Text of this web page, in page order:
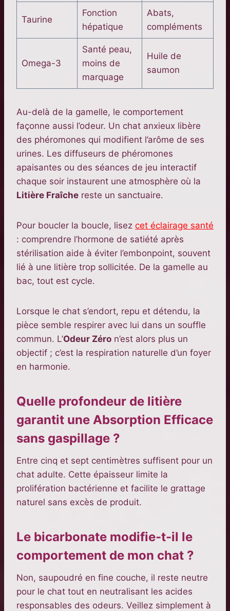
Taurine
Fonction
hépatique
Abats,
compléments
Omega-3
Santé peau,
moins de
marquage
Huile de
saumon
Au-delà de la gamelle, le comportement
façonne aussi l’odeur. Un chat anxieux libère
des phéromones qui modifient l’arôme de ses
urines. Les diffuseurs de phéromones
apaisantes ou des séances de jeu interactif
chaque soir instaurent une atmosphère où la
Litière Fraîche reste un sanctuaire.
Pour boucler la boucle, lisez cet éclairage santé
: comprendre l’hormone de satiété après
stérilisation aide à éviter l’embonpoint, souvent
lié à une litière trop sollicitée. De la gamelle au
bac, tout est cycle.
Lorsque le chat s’endort, repu et détendu, la
pièce semble respirer avec lui dans un souffle
commun. L’Odeur Zéro n’est alors plus un
objectif ; c’est la respiration naturelle d’un foyer
en harmonie.
Quelle profondeur de litière
garantit une Absorption Efficace
sans gaspillage ?
Entre cinq et sept centimètres suffisent pour un
chat adulte. Cette épaisseur limite la
prolifération bactérienne et facilite le grattage
naturel sans excès de produit.
Le bicarbonate modifie-t-il le
comportement de mon chat ?
Non, saupoudré en fine couche, il reste neutre
pour le chat tout en neutralisant les acides
responsables des odeurs. Veillez simplement à